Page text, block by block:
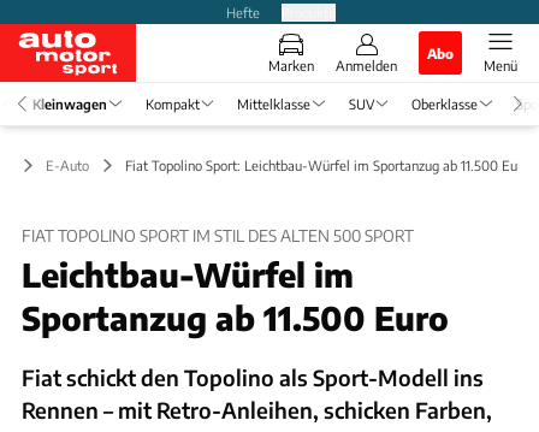
Hefte
Marken Anmelden
Abo
Menü
Kleinwagen Kompakt Mittelklasse SUV Oberklasse
E-Auto Fiat Topolino Sport: Leichtbau-Würfel im Sportanzug ab 11.500 Euro
FIAT TOPOLINO SPORT IM STIL DES ALTEN 500 SPORT
Leichtbau-Würfel im
Sportanzug ab 11.500 Euro
Fiat schickt den Topolino als Sport-Modell ins
Rennen – mit Retro-Anleihen, schicken Farben,